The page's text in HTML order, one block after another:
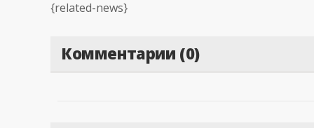
{related-news}
Комментарии (0)